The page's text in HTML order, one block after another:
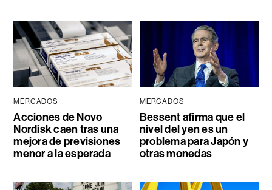
MERCADOS
Acciones de Novo
Nordisk caen tras una
mejora de previsiones
menor a la esperada
MERCADOS
Bessent afirma que el
nivel del yen es un
problema para Japón y
otras monedas